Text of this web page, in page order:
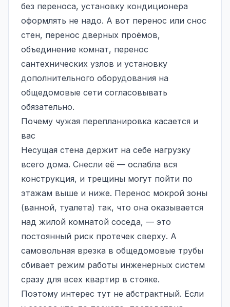
без переноса, установку кондиционера
оформлять не надо. А вот перенос или снос
стен, перенос дверных проёмов,
объединение комнат, перенос
сантехнических узлов и установку
дополнительного оборудования на
общедомовые сети согласовывать
обязательно.
Почему чужая перепланировка касается и
вас
Несущая стена держит на себе нагрузку
всего дома. Снесли её — ослабла вся
конструкция, и трещины могут пойти по
этажам выше и ниже. Перенос мокрой зоны
(ванной, туалета) так, что она оказывается
над жилой комнатой соседа, — это
постоянный риск протечек сверху. А
самовольная врезка в общедомовые трубы
сбивает режим работы инженерных систем
сразу для всех квартир в стояке.
Поэтому интерес тут не абстрактный. Если